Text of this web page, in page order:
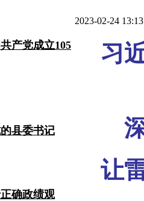
产党成立105
县委书记
确政绩观
2023-02-24
习
让